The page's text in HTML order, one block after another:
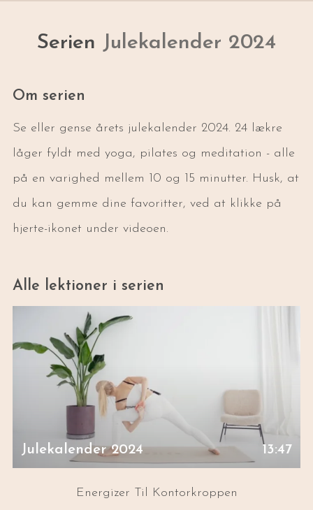
Serien Julekalender 2024
Om serien
Se eller gense årets julekalender 2024. 24 lækre
låger fyldt med yoga, pilates og meditation - alle
på en varighed mellem 10 og 15 minutter. Husk, at
du kan gemme dine favoritter, ved at klikke på
hjerte-ikonet under videoen.
Alle lektioner i serien
Julekalender 2024 13:47
Energizer Til Kontorkroppen